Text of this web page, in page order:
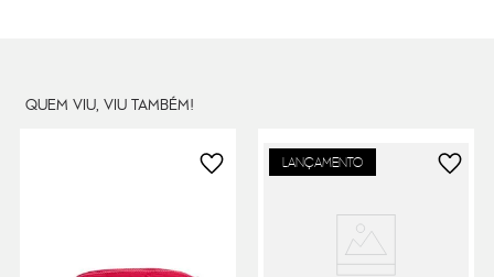
QUEM VIU, VIU TAMBÉM!
LANÇAMENTO